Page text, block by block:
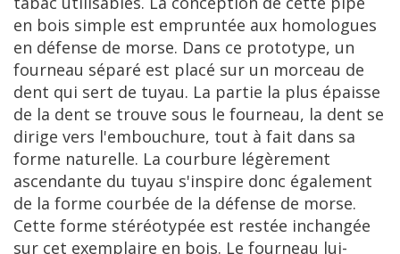
en bois simple est empruntée aux homologues
en défense de morse. Dans ce prototype, un
fourneau séparé est placé sur un morceau de
dent qui sert de tuyau. La partie la plus épaisse
de la dent se trouve sous le fourneau, la dent se
dirige vers l'embouchure, tout à fait dans sa
forme naturelle. La courbure légèrement
ascendante du tuyau s'inspire donc également
de la forme courbée de la défense de morse.
Cette forme stéréotypée est restée inchangée
sur cet exemplaire en bois. Le fourneau lui-